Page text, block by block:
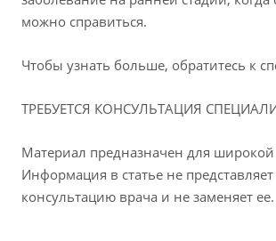
можно справиться.
Чтобы узнать больше, обратитесь к
ТРЕБУЕТСЯ КОНСУЛЬТАЦИЯ
Материал предназначен для
Информация в статье не
консультацию врача и не заменяет ее.